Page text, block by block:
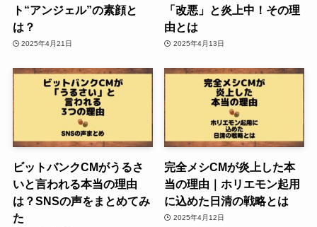
ト“アンジェル”の素顔と
は？
2025年4月21日
「改悪」と炎上中！その理
由とは
2025年4月13日
ビットバンクCMがうるさ
いと言われる本当の理由
は？SNSの声をまとめてみ
た
完全メシCMが炎上した本
当の理由｜ホリエモン起用
に込めた日清の戦略とは
2025年4月12日